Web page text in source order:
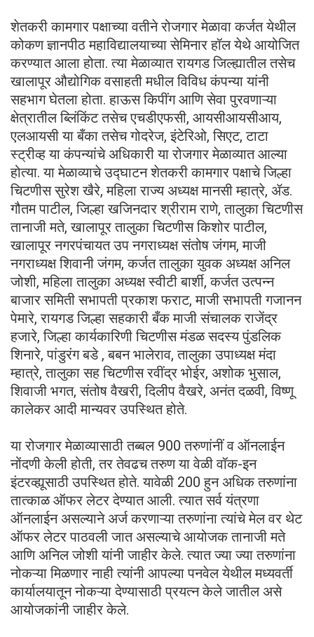
शेतकरी कामगार पक्षाच्या वतीने रोजगार मेळावा कर्जत येथील
कोकण ज्ञानपीठ महाविद्यालयाच्या सेमिनार हॉल येथे आयोजित
करण्यात आला होता. त्या मेळाव्यात रायगड जिल्ह्यातील तसेच
खालापूर औद्योगिक वसाहती मधील विविध कंपन्या यांनी
सहभाग घेतला होता. हाऊस किपींग आणि सेवा पुरवणाऱ्या
क्षेत्रातील ब्लिंकिंट तसेच एचडीएफसी, आयसीआयसीआय,
एलआयसी या बँका तसेच गोदरेज, इंटेरिओ, सिएट, टाटा
स्ट्रीव्ह या कंपन्यांचे अधिकारी या रोजगार मेळाव्यात आल्या
होत्या. या मेळाव्याचे उद्घाटन शेतकरी कामगार पक्षाचे जिल्हा
चिटणीस सुरेश खैरे, महिला राज्य अध्यक्ष मानसी म्हात्रे, ॲड.
गौतम पाटील, जिल्हा खजिनदार श्रीराम राणे, तालुका चिटणीस
तानाजी मते, खालापूर तालुका चिटणीस किशोर पाटील,
खालापूर नगरपंचायत उप नगराध्यक्ष संतोष जंगम, माजी
नगराध्यक्ष शिवानी जंगम, कर्जत तालुका युवक अध्यक्ष अनिल
जोशी, महिला तालुका अध्यक्ष स्वीटी बार्शी, कर्जत उत्पन्न
बाजार समिती सभापती प्रकाश फराट, माजी सभापती गजानन
पेमारे, रायगड जिल्हा सहकारी बँक माजी संचालक राजेंद्र
हजारे, जिल्हा कार्यकारिणी चिटणीस मंडळ सदस्य पुंडलिक
शिनारे, पांडुरंग बडे , बबन भालेराव, तालुका उपाध्यक्ष मंदा
म्हात्रे, तालुका सह चिटणीस रवींद्र भोईर, अशोक भुसाल,
शिवाजी भगत, संतोष वैखरी, दिलीप वैखरे, अनंत दळवी, विष्णू
कालेकर आदी मान्यवर उपस्थित होते.
या रोजगार मेळाव्यासाठी तब्बल 900 तरुणांनीं व ऑनलाईन
नोंदणी केली होती, तर तेवढच तरुण या वेळी वॉक-इन
इंटरव्ह्यूसाठी उपस्थित होते. यावेळी 200 हुन अधिक तरुणांना
तात्काळ ऑफर लेटर देण्यात आली. त्यात सर्व यंत्रणा
ऑनलाईन असल्याने अर्ज करणाऱ्या तरुणांना त्यांचे मेल वर थेट
ऑफर लेटर पाठवली जात असल्याचे आयोजक तानाजी मते
आणि अनिल जोशी यांनी जाहीर केले. त्यात ज्या ज्या तरुणांना
नोकऱ्या मिळणार नाही त्यांनी आपल्या पनवेल येथील मध्यवर्ती
कार्यालयातून नोकऱ्या देण्यासाठी प्रयत्न केले जातील असे
आयोजकांनी जाहीर केले.